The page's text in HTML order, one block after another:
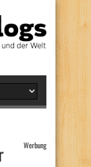
Werbung